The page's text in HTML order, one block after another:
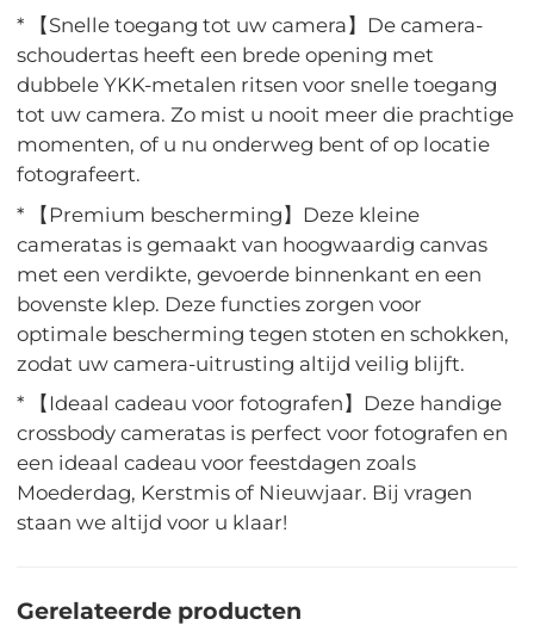
* 【Snelle toegang tot uw camera】De camera-
schoudertas heeft een brede opening met
dubbele YKK-metalen ritsen voor snelle toegang
tot uw camera. Zo mist u nooit meer die prachtige
momenten, of u nu onderweg bent of op locatie
fotografeert.
* 【Premium bescherming】Deze kleine
cameratas is gemaakt van hoogwaardig canvas
met een verdikte, gevoerde binnenkant en een
bovenste klep. Deze functies zorgen voor
optimale bescherming tegen stoten en schokken,
zodat uw camera-uitrusting altijd veilig blijft.
* 【Ideaal cadeau voor fotografen】Deze handige
crossbody cameratas is perfect voor fotografen en
een ideaal cadeau voor feestdagen zoals
Moederdag, Kerstmis of Nieuwjaar. Bij vragen
staan we altijd voor u klaar!
Gerelateerde producten